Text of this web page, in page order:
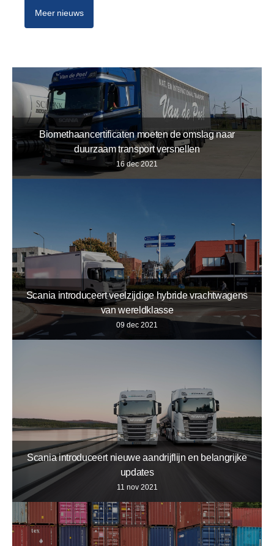
Meer nieuws
Biomethaancertificaten moeten de omslag naar
duurzaam transport versnellen
16 dec 2021
Scania introduceert veelzijdige hybride vrachtwagens
van wereldklasse
09 dec 2021
Scania introduceert nieuwe aandrijflijn en belangrijke
updates
11 nov 2021